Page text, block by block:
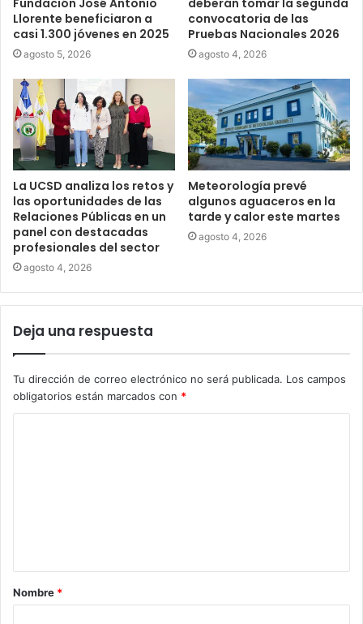
Llorente beneficiaron a
casi 1.300 jóvenes en 2025
agosto 5, 2026
convocatoria de las
Pruebas Nacionales 2026
agosto 4, 2026
La UCSD analiza los retos y
las oportunidades de las
Relaciones Públicas en un
panel con destacadas
profesionales del sector
agosto 4, 2026
Meteorología prevé
algunos aguaceros en la
tarde y calor este martes
agosto 4, 2026
Deja una respuesta
Tu dirección de correo electrónico no será publicada. Los campos
obligatorios están marcados con *
a
r
Nombre *